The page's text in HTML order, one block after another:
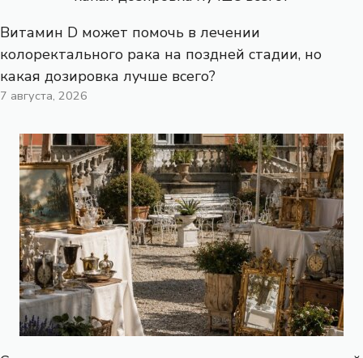
Витамин D может помочь в лечении
колоректального рака на поздней стадии, но
какая дозировка лучше всего?
7 августа, 2026